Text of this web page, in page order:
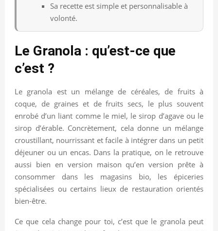
Sa recette est simple et personnalisable à
volonté.
Le Granola : qu’est-ce que
c’est ?
Le granola est un mélange de céréales, de fruits à
coque, de graines et de fruits secs, le plus souvent
enrobé d’un liant comme le miel, le sirop d’agave ou le
sirop d’érable. Concrètement, cela donne un mélange
croustillant, nourrissant et facile à intégrer dans un petit
déjeuner ou un encas. Dans la pratique, on le retrouve
aussi bien en version maison qu’en version prête à
consommer dans les magasins bio, les épiceries
spécialisées ou certains lieux de restauration orientés
bien-être.
Ce que cela change pour toi, c’est que le granola peut